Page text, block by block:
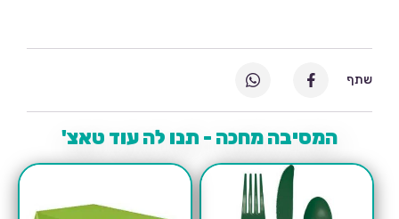
המסיבה מחכה - תנו לה עוד טאצ'
שתף